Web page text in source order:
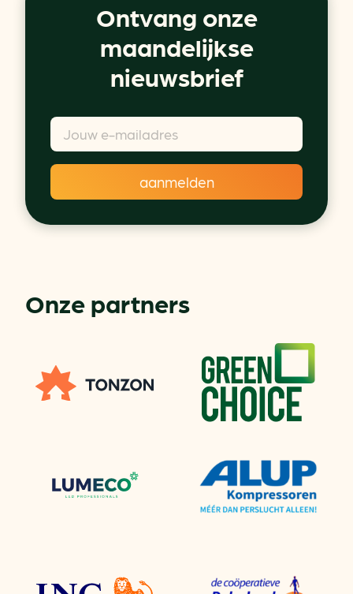
Ontvang onze
maandelijkse
nieuwsbrief
Onze partners